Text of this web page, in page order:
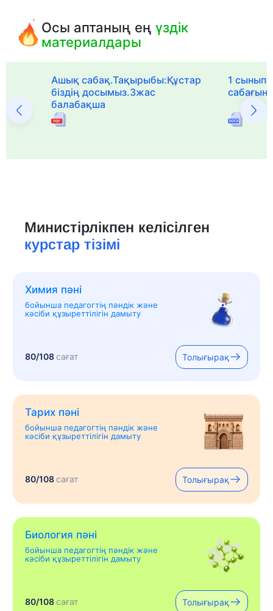
Осы аптаның еңүздік
материалдары
Ашық сабақ.Тақырыбы:Құстар
біздің досымыз.3жас
балабақша
1
Министірлікпен келісілген
курстар тізімі
Химия пәні
бойынша педагогтің пәндік және
кәсіби құзыреттілігін дамыту
80/108сағат Толығырақ
Тарих пәні
бойынша педагогтің пәндік және
кәсіби құзыреттілігін дамыту
80/108сағат Толығырақ
Биология пәні
бойынша педагогтің пәндік және
кәсіби құзыреттілігін дамыту
80/108сағат Толығырақ